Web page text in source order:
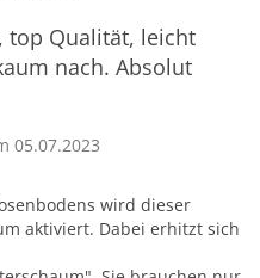
top Qualität, leicht
nach. Absolut
05.07.2023
wird dieser
aktiviert. Dabei erhitzt sich